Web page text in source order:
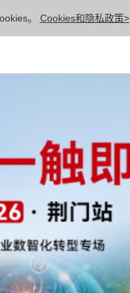
。 Cookies和隐私政策>